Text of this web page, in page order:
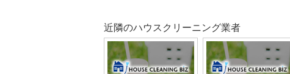
近隣のハウスクリーニング業者